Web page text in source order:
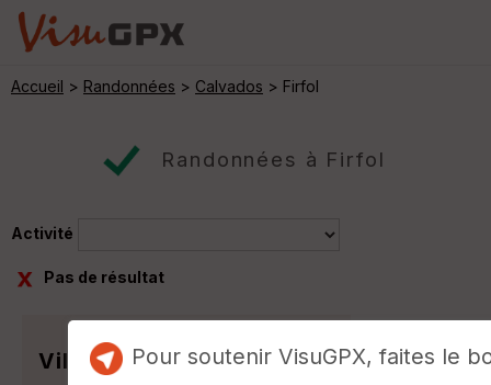
Accueil > Randonnées > Calvados > Firfol
Randonnées à Firfol
Activité
Pas de résultat
Villes Pour soutenir VisuGPX, faites le